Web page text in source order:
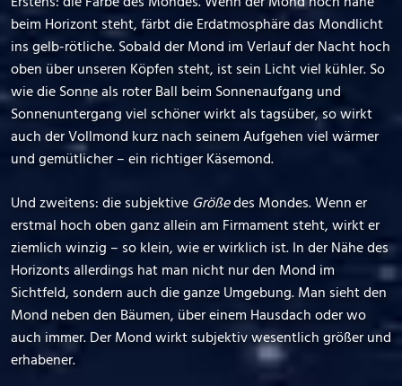
beim Horizont steht, färbt die Erdatmosphäre das Mondlicht
ins gelb-rötliche. Sobald der Mond im Verlauf der Nacht hoch
oben über unseren Köpfen steht, ist sein Licht viel kühler. So
wie die Sonne als roter Ball beim Sonnenaufgang und
Sonnenuntergang viel schöner wirkt als tagsüber, so wirkt
auch der Vollmond kurz nach seinem Aufgehen viel wärmer
und gemütlicher – ein richtiger Käsemond.
Und zweitens: die subjektive Größedes Mondes. Wenn er
erstmal hoch oben ganz allein am Firmament steht, wirkt er
ziemlich winzig – so klein, wie er wirklich ist. In der Nähe des
Horizonts allerdings hat man nicht nur den Mond im
Sichtfeld, sondern auch die ganze Umgebung. Man sieht den
Mond neben den Bäumen, über einem Hausdach oder wo
auch immer. Der Mond wirkt subjektiv wesentlich größer und
erhabener.